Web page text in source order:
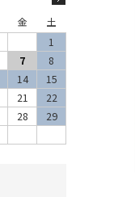
金
土
1
7
8
14
15
21
22
28
29